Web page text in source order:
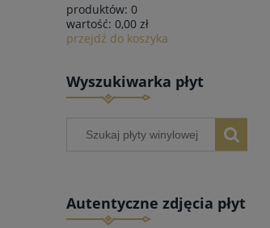
produktów: 0
wartość: 0,00 zł
przejdź do koszyka
Wyszukiwarka płyt
Autentyczne zdjęcia płyt